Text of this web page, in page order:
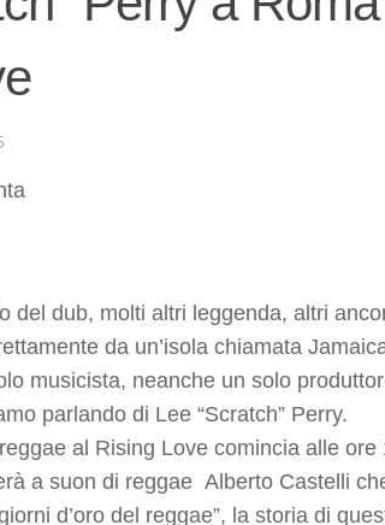
del dub, molti altri leggenda, altri
da un’isola chiamata
musicista, neanche un solo
parlando di Lee “Scratch” Perry.
al Rising Love comincia alle
a suon di reggae Alberto Castelli
d’oro del reggae”, la storia di